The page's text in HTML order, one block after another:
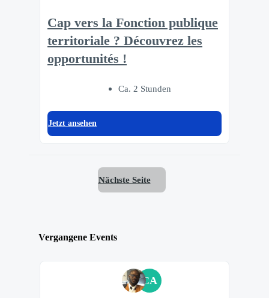
Cap vers la Fonction publique
territoriale ? Découvrez les
opportunités !
Ca. 2 Stunden
Jetzt ansehen
Nächste Seite
Vergangene Events
CA